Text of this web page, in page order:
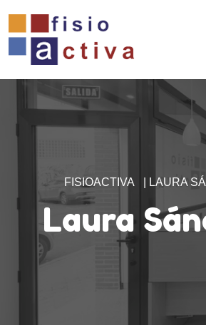
FISIOACTIVA LAURA
Laura